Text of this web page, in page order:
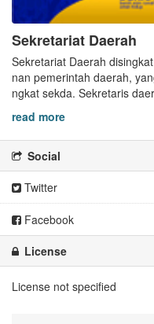
Sekretariat Daerah
Sekretariat Daerah
nan pemerintah daerah,
ngkat sekda. Sekretaris
read more
Social
Twitter
Facebook
License
License not specified